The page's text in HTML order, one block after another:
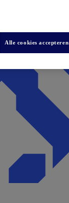
Alle cookies accepteren